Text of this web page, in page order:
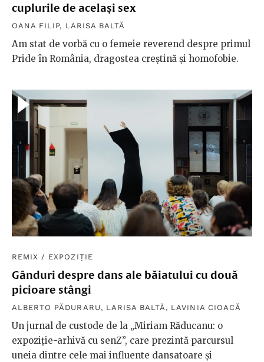
cuplurile de același sex
OANA FILIP, LARISA BALTĂ
Am stat de vorbă cu o femeie reverend despre primul
Pride în România, dragostea creștină și homofobie.
REMIX / EXPOZIȚIE
Gânduri despre dans ale băiatului cu două
picioare stângi
ALBERTO PĂDURARU , LARISA BALTĂ , LAVINIA CIOACĂ
Un jurnal de custode de la „Miriam Răducanu: o
expoziție-arhivă cu senZ”, care prezintă parcursul
uneia dintre cele mai influente dansatoare și